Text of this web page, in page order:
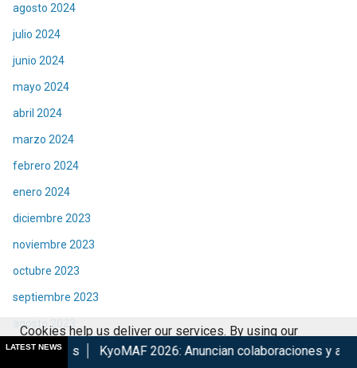
agosto 2024
julio 2024
junio 2024
mayo 2024
abril 2024
marzo 2024
febrero 2024
enero 2024
diciembre 2023
noviembre 2023
octubre 2023
septiembre 2023
agosto 2023
julio 2023
LATEST NEWS
KyoMAF 2026: Anuncian colaboraciones y actividades de su
Cookies help us deliver our services. By using our
services, you agree to our use of cookies.
Got it